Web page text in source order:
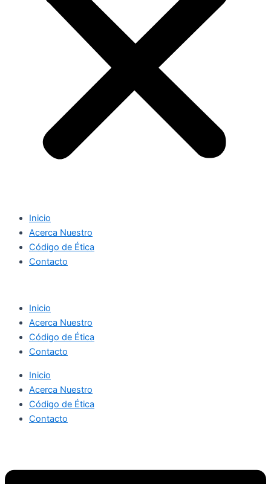
Inicio
Acerca Nuestro
Código de Ética
Contacto
Inicio
Acerca Nuestro
Código de Ética
Contacto
Inicio
Acerca Nuestro
Código de Ética
Contacto